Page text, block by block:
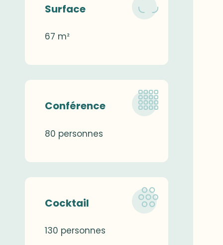
Surface
67 m²
Conférence
80 personnes
Cocktail
130 personnes